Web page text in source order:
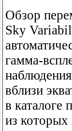
Обзор
Sky
гамма-
вблизи
в каталоге
из